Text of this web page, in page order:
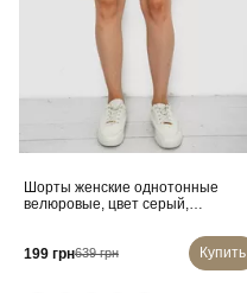
Шорты женские однотонные
велюровые, цвет серый,
199 грн639 грн Купить